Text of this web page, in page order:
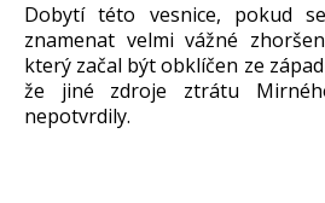
Dobytí této vesnice, pokud
znamenat velmi vážné
který začal být obklíčen ze
že jiné zdroje ztrátu
nepotvrdily.